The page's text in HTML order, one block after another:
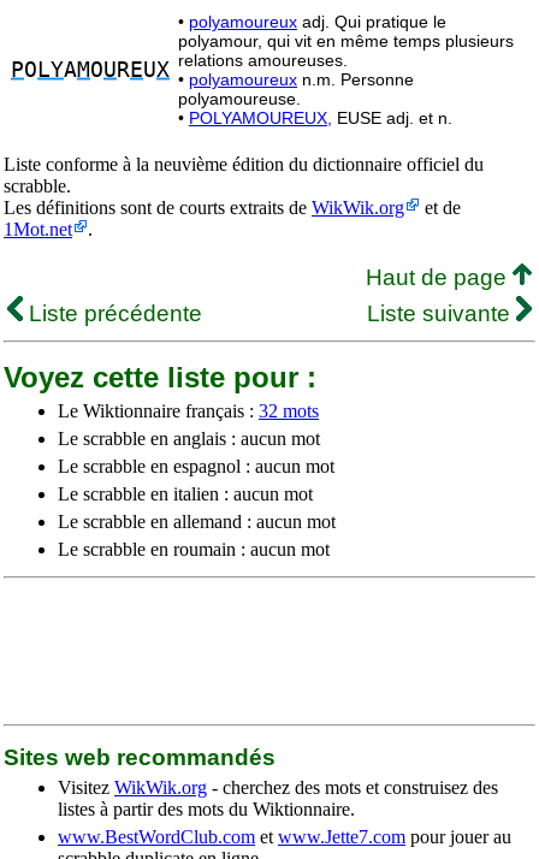
PO LYAMOU REUX
• polyamoureux adj. Qui pratique le
polyamour, qui vit en même temps plusieurs
relations amoureuses.
• polyamoureux n.m. Personne
polyamoureuse.
• POLYAMOUREUX, EUSE adj. et n.
Liste conforme à la neuvième édition du dictionnaire officiel du
scrabble.
Les définitions sont de courts extraits de WikWik.org
et de
1Mot.net
.
Haut de page
Liste précédente
Liste suivante
Voyez cette liste pour :
Le Wiktionnaire français : 32 mots
Le scrabble en anglais : aucun mot
Le scrabble en espagnol : aucun mot
Le scrabble en italien : aucun mot
Le scrabble en allemand : aucun mot
Le scrabble en roumain : aucun mot
Sites web recommandés
Visitez WikWik.org - cherchez des mots et construisez des
listes à partir des mots du Wiktionnaire.
www.BestWordClub.com et www.Jette7.com pour jouer au